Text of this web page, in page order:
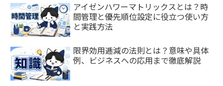
アイゼンハワーマトリックスとは？時
間管理と優先順位設定に役立つ使い方
と実践方法
限界効用逓減の法則とは？意味や具体
例、ビジネスへの応用まで徹底解説